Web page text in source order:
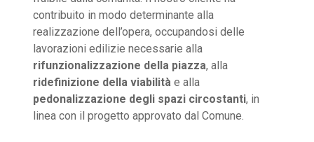
contribuito in modo determinante alla
realizzazione dell’opera, occupandosi delle
lavorazioni edilizie necessarie alla
rifunzionalizzazione della piazza, alla
ridefinizione della viabilità e alla
pedonalizzazione degli spazi circostanti, in
linea con il progetto approvato dal Comune.